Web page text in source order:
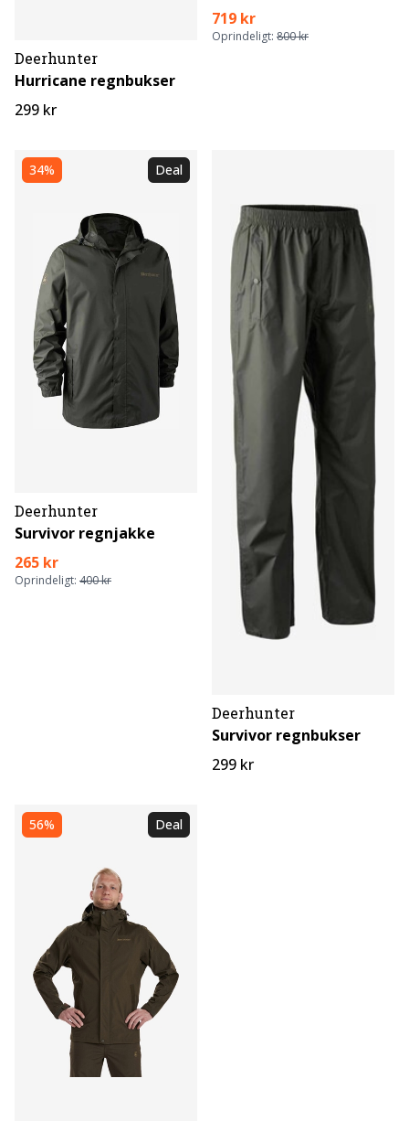
Deerhunter
Hurricane regnbukser
299 kr
719 kr
Oprindeligt: 800 kr
34% Deal
Deerhunter
Survivor regnjakke
265 kr
Oprindeligt: 400 kr
Deerhunter
Survivor regnbukser
299 kr
56% Deal